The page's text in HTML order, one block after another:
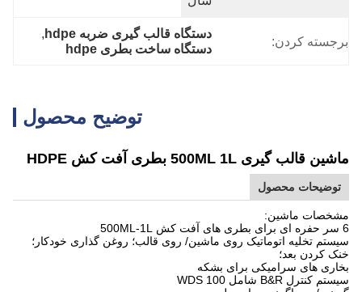
برجسته کردن:
دستگاه قالب گیری ضربه hdpe
,
دستگاه ساخت بطری hdpe
توضیح محصول
ماشین قالب گیری 500ML 1L بطری آفت کش HDPE
توضیحات محصول
مشخصات ماشین:
6 سر حفره ای برای بطری های آفت کش 500ML-1L
سیستم تخلیه اتوماتیک روی ماشین/ روی قالب؛ روغن گذاری خودکار؛
خنک کردن بعد؛
بخاری های سرامیکی برای بشکه
سیستم کنترل B&R شامل 100 WDS